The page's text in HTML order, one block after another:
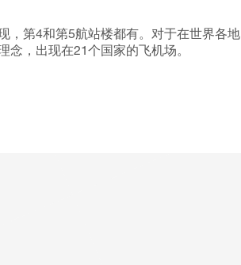
，第4和第5航站楼都有。对于在世界各地
，出现在21个国家的飞机场。